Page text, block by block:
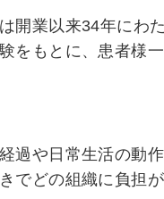
開業以来34年にわ
をもとに、患者様
過や日常生活の動
でどの組織に負担